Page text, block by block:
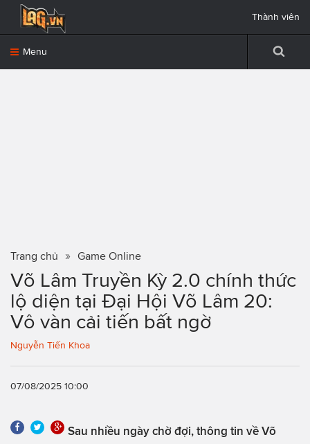
Menu
Thành viên
Trang chủ Game Online
Võ Lâm Truyền Kỳ 2.0 chính thức
lộ diện tại Đại Hội Võ Lâm 20:
Vô vàn cải tiến bất ngờ
Nguyễn Tiến Khoa
07/08/2025 10:00
Sau nhiều ngày chờ đợi, thông tin về Võ